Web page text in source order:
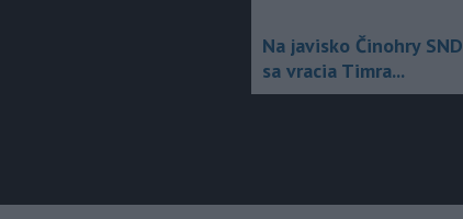
Na javisko Činohry SND
sa vracia Timra...